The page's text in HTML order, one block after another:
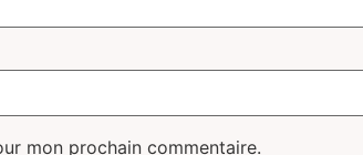
mon prochain commentaire.